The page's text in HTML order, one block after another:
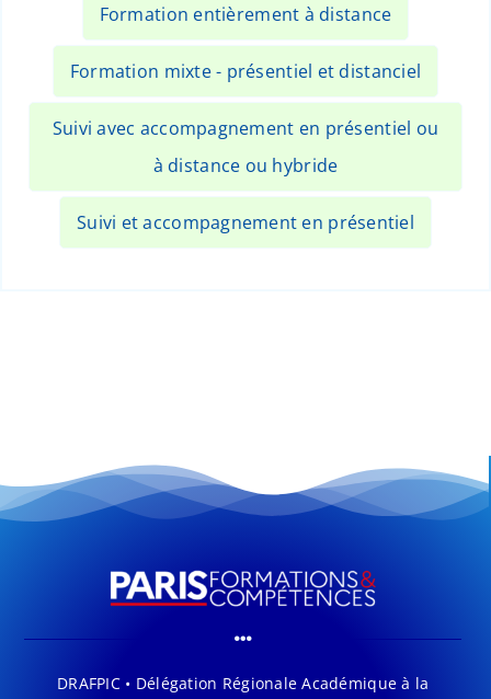
Formation entièrement à distance
Formation mixte - présentiel et distanciel
Suivi avec accompagnement en présentiel ou
à distance ou hybride
Suivi et accompagnement en présentiel
DRAFPIC • Délégation Régionale Académique à la